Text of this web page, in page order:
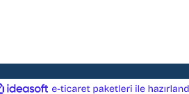
ideasoft e-